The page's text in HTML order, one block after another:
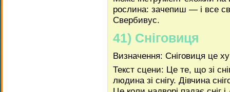
рослина: зачепиш — і все
Свербивус.
41) Сніговиця
Визначення: Сніговиця це
Текст сцени: Це те, що зі
людина зі снігу. Дівчина